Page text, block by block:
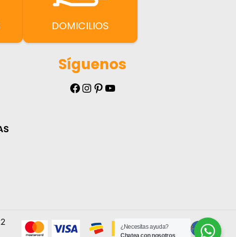
DOMICILIOS
Síguenos
Facebook Instagram Pinterest YouTube
¿Necesitas ayuda?
Chatea con nosotros